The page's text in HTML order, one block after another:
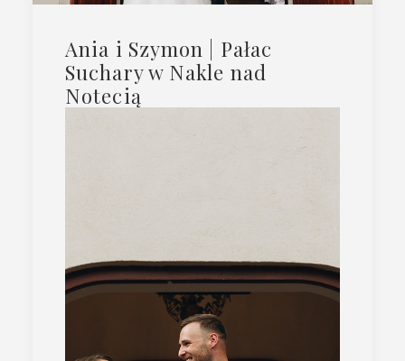
Ania i Szymon | Pałac
Suchary w Nakle nad
Notecią